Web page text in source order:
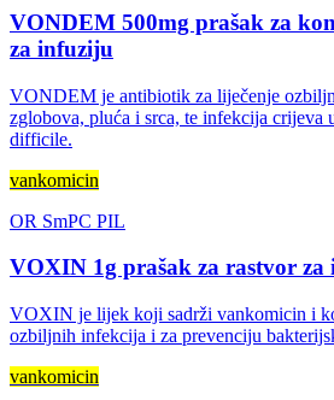
VONDEM 500mg prašak za
za infuziju
VONDEM je antibiotik za liječenje
zglobova, pluća i srca, te infekcija crijeva
difficile.
vankomicin
OR SmPC PIL
VOXIN 1g prašak za rastvor za
VOXIN je lijek koji sadrži vankomicin i
ozbiljnih infekcija i za prevenciju
vankomicin